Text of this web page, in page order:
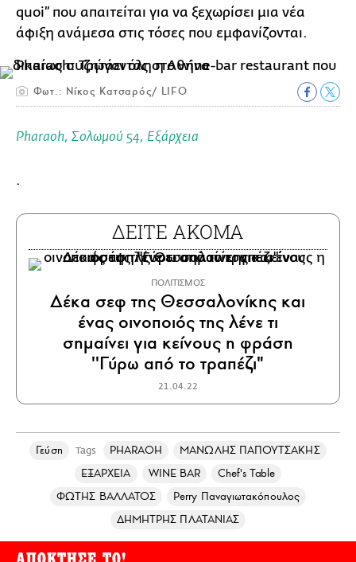
quoi” που απαιτείται για να ξεχωρίσει μια νέα
άφιξη ανάμεσα στις τόσες που εμφανίζονται.
Φωτ.: Νίκος Κατσαρός/ LIFO
Pharaoh, Σολωμού 54, Εξάρχεια
.
ΔΕΙΤΕ ΑΚΟΜΑ
ΠΟΛΙΤΙΣΜΟΣ
Δέκα σεφ της Θεσσαλονίκης και
ένας οινοποιός της λένε τι
σημαίνει για κείνους η φράση
''Γύρω από το τραπέζι"
21.04.22
Γεύση Tags PHARAOH
ΜΑΝΩΛΗΣ ΠΑΠΟΥΤΣΑΚΗΣ
ΕΞΑΡΧΕΙΑ
WINE BAR
Chef's Table
ΦΩΤΗΣ ΒΑΛΛΑΤΟΣ
Perry Παναγιωτακόπουλος
ΔΗΜΗΤΡΗΣ ΠΛΑΤΑΝΙΑΣ